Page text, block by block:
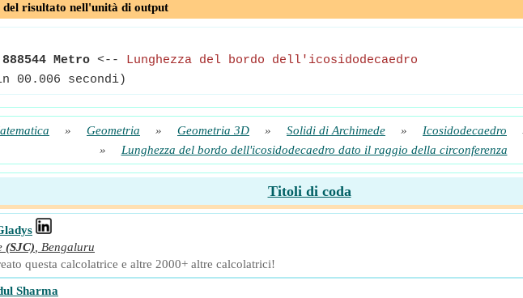
del risultato nell'unità di output
Metro <-- Lunghezza del bordo dell'icosidodecaedro
00.006 secondi)
» Geometria » Geometria 3D » Solidi di Archimede » Icosidodecaedro
»
Lunghezza del bordo dell'icosidodecaedro dato il raggio della circonferenza
Titoli di coda
(SJC)
Bengaluru
questa calcolatrice e altre 2000+ altre calcolatrici!
Sharma